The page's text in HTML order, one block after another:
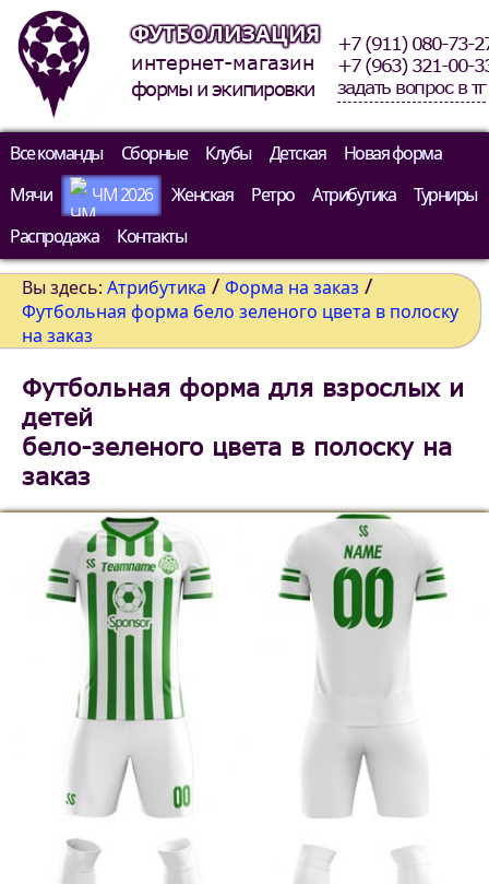
ФУТБОЛИЗАЦИЯ
интернет-магазин
формы и экипировки
+7 (911) 080-73-
+7 (963) 321-00-
задать вопрос в тг
Все команды Сборные Клубы Детская
Новая форма
Мячи
ЧМ 2026 Женская Ретро Атрибутика
Турниры
Распродажа
Контакты
Вы здесь: Атрибутика / Форма на заказ /
Футбольная форма бело зеленого цвета в полоску
на заказ
Футбольная форма для взрослых и
детей
бело-зеленого цвета в полоску на
заказ